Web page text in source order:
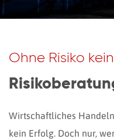
Ohne Risiko
Wirtschaftliches
kein Erfolg. Doch nur,